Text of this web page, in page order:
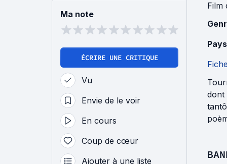
Ma note
ÉCRIRE UNE CRITIQUE
Vu
Envie de le voir
En cours
Coup de cœur
Ajouter à une liste
Film
dont